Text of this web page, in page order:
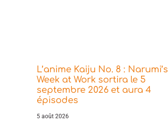
L’anime Kaiju No. 8 : Narumi’s
Week at Work sortira le 5
septembre 2026 et aura 4
épisodes
5 août 2026